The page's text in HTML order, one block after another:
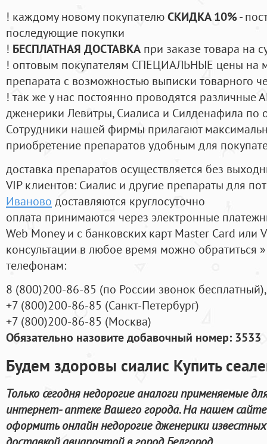
! каждому новому покупателюСКИДКА 10%-
последующие покупки
! БЕСПЛАТНАЯ ДОСТАВКА при заказе товара на
! оптовым покупателям СПЕЦИАЛЬНЫЕ цены на
препарата с возможностью выписки товарного
! так же у нас постоянно проводятся
дженерики Левитры, Сиалиса и Силденафила по
Cотрудники нашей фирмы прилагают
приобретение препаратов удобным для
доставка препаратов осуществляется без
VIP клиентов: Сиалис и другие препараты для
Иваново доставляются круглосуточно
оплата принимаются через электронные
Web Money и с банковских карт Master Card или
консультации в любое время можно обратиться
телефонам:
8 (800)200-86-85 (по России звонок бесплатный),
+7 (800)200-86-85 (Санкт-Петербург)
+7 (800)200-86-85 (Москва)
Обязательно назовите добавочный номер: 3533
Будем здоровы сиалис Купить
Только сегодня недорогие аналоги применяемые
интернет- аптеке Вашего города. На нашем
оформить онлайн недорогие дженерики